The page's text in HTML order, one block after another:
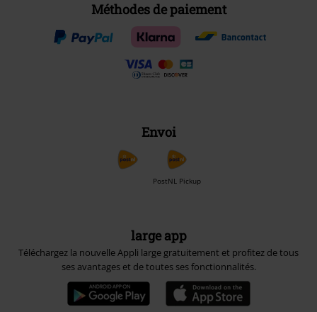
Méthodes de paiement
Envoi
PostNL Pickup
large app
Téléchargez la nouvelle Appli large gratuitement et profitez de tous
ses avantages et de toutes ses fonctionnalités.